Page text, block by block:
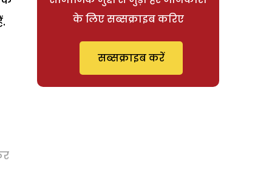
के लिए सब्सक्राइब करिए
सब्सक्राइब करें